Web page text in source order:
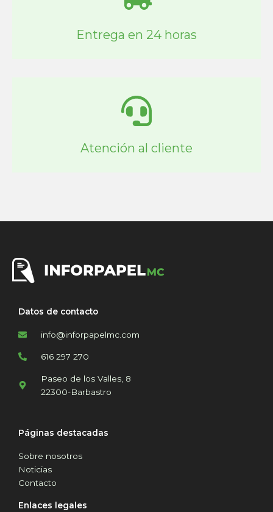
Entrega en 24 horas
Atención al cliente
Datos de contacto
info@inforpapelmc.com
616 297 270
Paseo de los Valles, 8
22300-Barbastro
Páginas destacadas
Sobre nosotros
Noticias
Contacto
Enlaces legales